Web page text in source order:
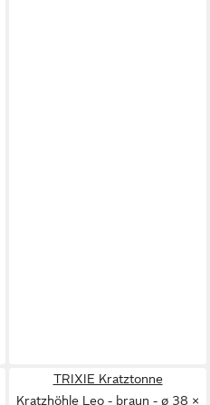
TRIXIE Kratztonne
Kratzhöhle Leo - braun - ø 38 ×